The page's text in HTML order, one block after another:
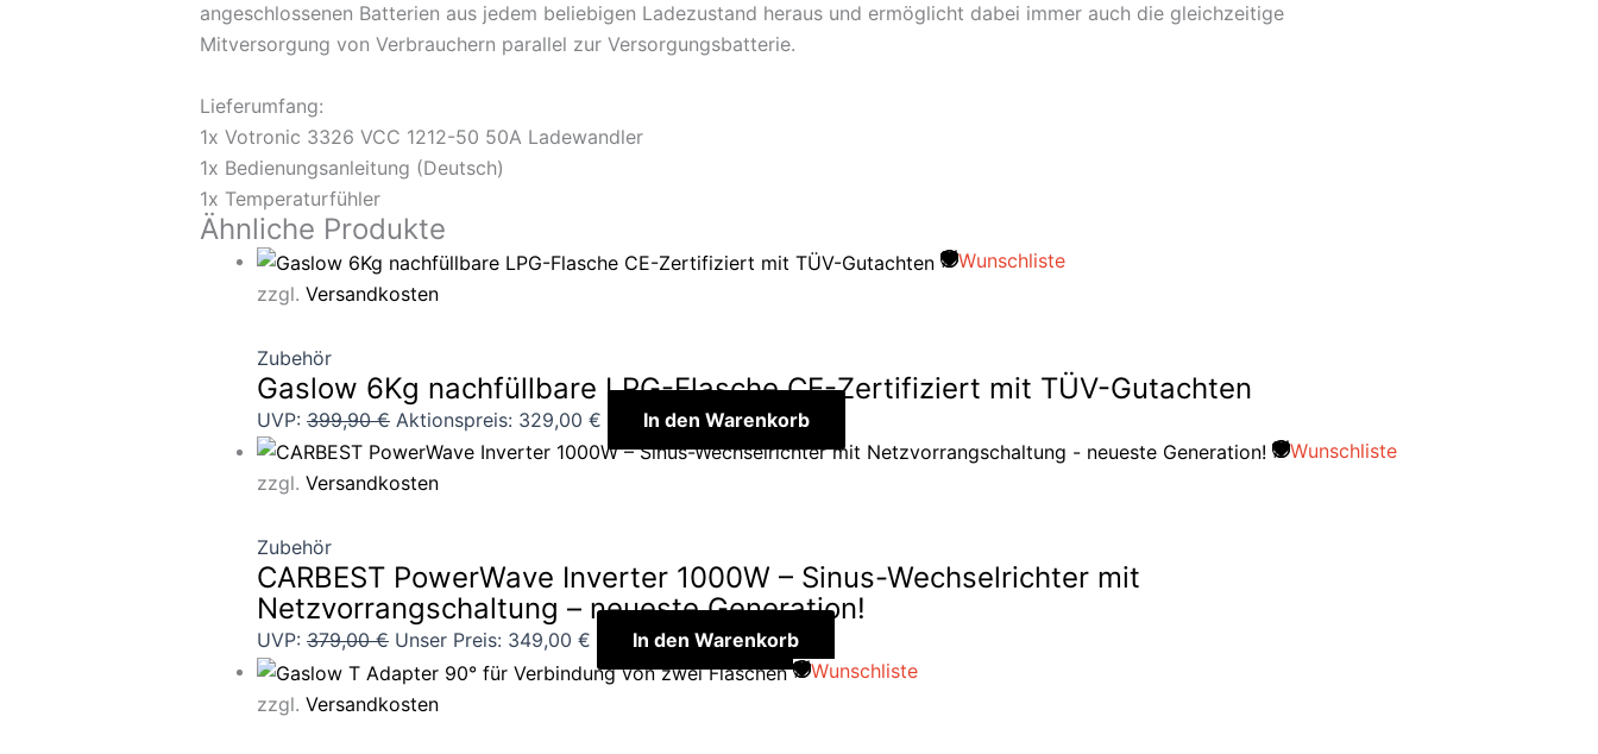
angeschlossenen Batterien aus jedem beliebigen Ladezustand heraus und ermöglicht dabei immer auch die gleichzeitige
Mitversorgung von Verbrauchern parallel zur Versorgungsbatterie.
Lieferumfang:
1x Votronic 3326 VCC 1212-50 50A Ladewandler
1x Bedienungsanleitung (Deutsch)
1x Temperaturfühler
Ähnliche Produkte
Wunschliste
zzgl. Versandkosten
Zubehör
Gaslow 6Kg nachfüllbare LPG-Flasche CE-Zertifiziert mit TÜV-Gutachten
UVP: 399,90€ Aktionspreis: 329,00 € In den Warenkorb
Wunschliste
zzgl. Versandkosten
Zubehör
CARBEST PowerWave Inverter 1000W – Sinus-Wechselrichter mit
Netzvorrangschaltung – neueste Generation!
UVP: 379,00€ Unser Preis: 349,00 €
In den Warenkorb
Wunschliste
zzgl. Versandkosten